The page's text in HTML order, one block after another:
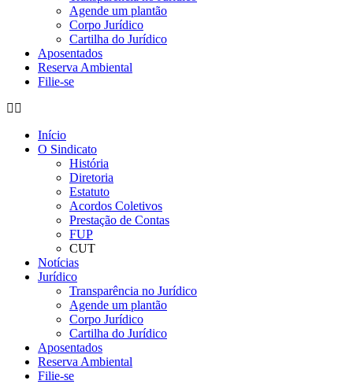
Agende um plantão
Corpo Jurídico
Cartilha do Jurídico
Aposentados
Reserva Ambiental
Filie-se
Início
O Sindicato
História
Diretoria
Estatuto
Acordos Coletivos
Prestação de Contas
FUP
CUT
Notícias
Jurídico
Transparência no Jurídico
Agende um plantão
Corpo Jurídico
Cartilha do Jurídico
Aposentados
Reserva Ambiental
Filie-se